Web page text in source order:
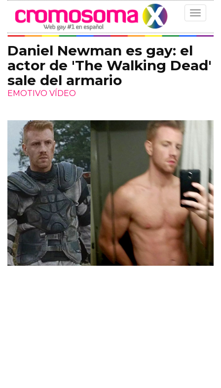
Toggle
Daniel Newman es gay: el
actor de 'The Walking Dead'
sale del armario
EMOTIVO VÍDEO